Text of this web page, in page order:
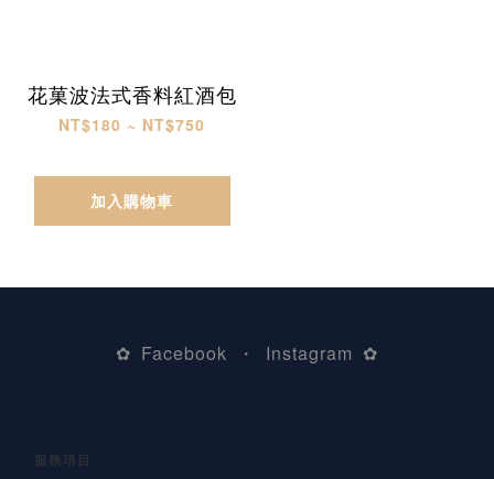
花菓波法式香料紅酒包
NT$180 ~ NT$750
加入購物車
✿ Facebook ・ Instagram ✿
服務項目